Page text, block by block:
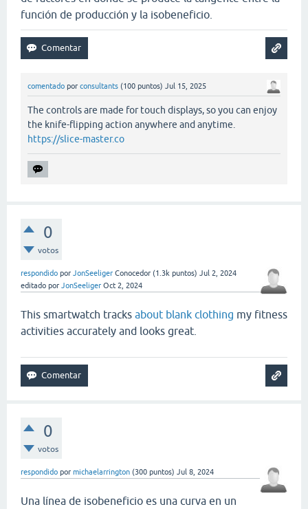
función de producción y la isobeneficio.
comentado por consultants (100 puntos) Jul 15, 2025
The controls are made for touch displays, so you can enjoy
the knife-flipping action anywhere and anytime.
https://slice-master.co
0
votos
respondido por JonSeeliger Conocedor (1.3k puntos) Jul 2, 2024
editado por JonSeeliger Oct 2, 2024
This smartwatch tracks about blank clothing my fitness
activities accurately and looks great.
0
votos
respondido por michaelarrington (300 puntos) Jul 8, 2024
Una línea de isobeneficio es una curva en un